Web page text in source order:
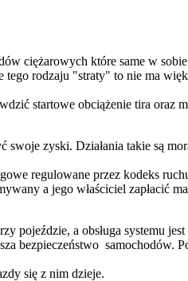
ciężarowych które same w
rodzaju "straty" to nie ma
startowe obciążenie tira oraz
zyski. Działania takie są
regulowane przez kodeks
a jego właściciel zapłacić
pojeździe, a obsługa systemu
bezpieczeństwo samochodów.
się z nim dzieje.